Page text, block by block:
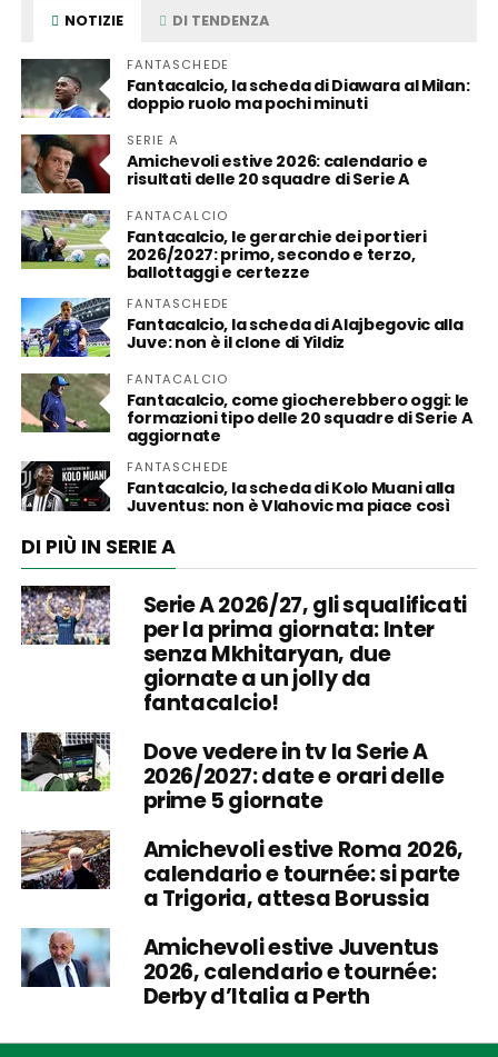
NOTIZIE DI TENDENZA
FANTASCHEDE
Fantacalcio, la scheda di Diawara al Milan:
doppio ruolo ma pochi minuti
SERIE A
Amichevoli estive 2026: calendario e
risultati delle 20 squadre di Serie A
FANTACALCIO
Fantacalcio, le gerarchie dei portieri
2026/2027: primo, secondo e terzo,
ballottaggi e certezze
FANTASCHEDE
Fantacalcio, la scheda di Alajbegovic alla
Juve: non è il clone di Yildiz
FANTACALCIO
Fantacalcio, come giocherebbero oggi: le
formazioni tipo delle 20 squadre di Serie A
aggiornate
FANTASCHEDE
Fantacalcio, la scheda di Kolo Muani alla
Juventus: non è Vlahovic ma piace così
DI PIÙ IN SERIE A
Serie A 2026/27, gli squalificati
per la prima giornata: Inter
senza Mkhitaryan, due
giornate a un jolly da
fantacalcio!
Dove vedere in tv la Serie A
2026/2027: date e orari delle
prime 5 giornate
Amichevoli estive Roma 2026,
calendario e tournée: si parte
a Trigoria, attesa Borussia
Amichevoli estive Juventus
2026, calendario e tournée:
Derby d’Italia a Perth